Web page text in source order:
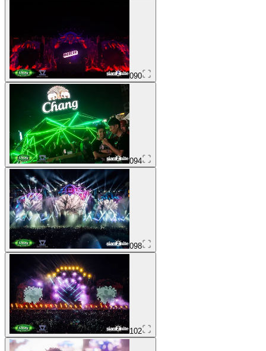
090
094
098
102